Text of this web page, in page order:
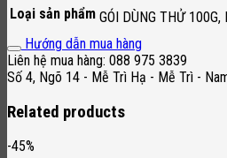
Loại sản phẩm GÓI DÙNG THỬ 100G,
Hướng dẫn mua hàng
Liên hệ mua hàng: 088 975 3839
Số 4, Ngõ 14 - Mễ Trì Hạ - Mễ Trì -
Related products
-45%